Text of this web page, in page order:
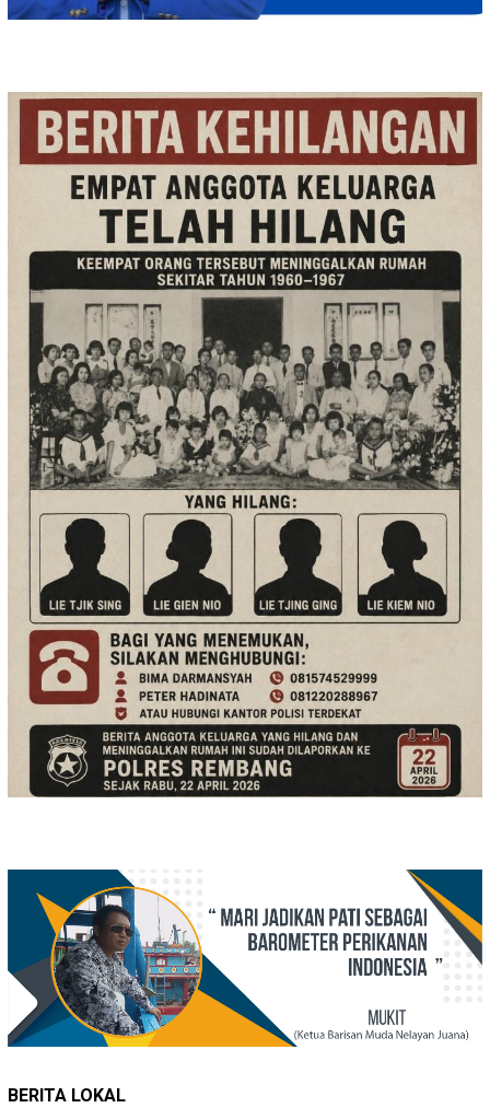
BERITA LOKAL